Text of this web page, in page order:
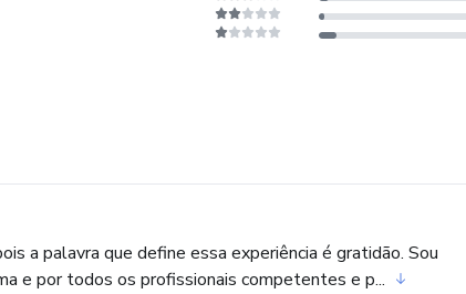
a palavra que define essa experiência é gratidão. Sou
e por todos os profissionais competentes e p...